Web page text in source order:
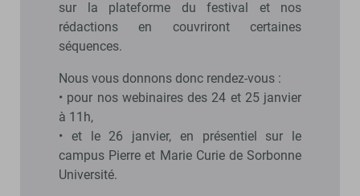
sur la plateforme du festival et nos
rédactions en couvriront certaines
séquences.
Nous vous donnons donc rendez-vous :
• pour nos webinaires des 24 et 25 janvier
à 11h,
• et le 26 janvier, en présentiel sur le
campus Pierre et Marie Curie de Sorbonne
Université.